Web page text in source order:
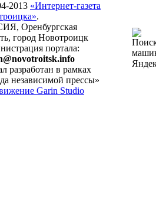
2013 «Интернет-газета
.
Оренбургская
город Новотроицк
портала:
разработан в рамках
независимой прессы»
Garin Studio